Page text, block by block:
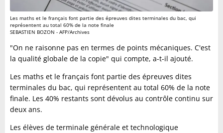
Les maths et le français font partie des épreuves dites terminales du bac, qui
représentent au total 60% de la note finale
SEBASTIEN BOZON - AFP/Archives
"On ne raisonne pas en termes de points mécaniques. C'est
la qualité globale de la copie" qui compte, a-t-il ajouté.
Les maths et le français font partie des épreuves dites
terminales du bac, qui représentent au total 60% de la note
finale. Les 40% restants sont dévolus au contrôle continu sur
deux ans.
Les élèves de terminale générale et technologique